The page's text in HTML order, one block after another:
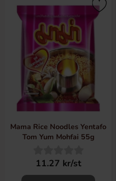
Mama Rice Noodles Yentafo
Tom Yum Mohfai 55g
11.27 kr/st